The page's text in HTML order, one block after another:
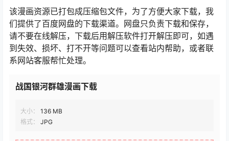
该漫画资源已打包成压缩包文件，为了方便大家下载，我
们提供了百度网盘的下载渠道。网盘只负责下载和保存，
请不要在线解压，下载后用解压软件打开解压即可，如遇
到失效、损坏、打不开等问题可以查看站内帮助，或者联
系网站客服帮忙处理。
战国银河群雄漫画下载
大小：
136 MB
格式：
JPG